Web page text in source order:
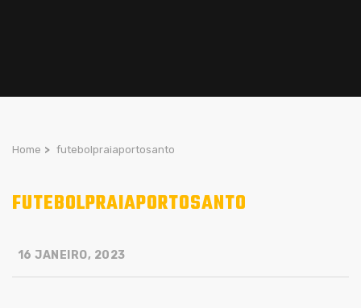
Home > futebolpraiaportosanto
FUTEBOLPRAIAPORTOSANTO
16 JANEIRO, 2023